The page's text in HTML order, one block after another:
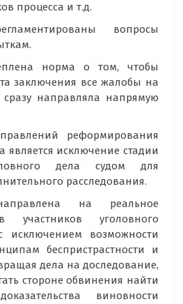
процесса и т.д.
вопросы
норма о том, чтобы
заключения все жалобы на
направляла напрямую
реформирования
является исключение стадии
дела судом для
расследования.
на реальное
участников уголовного
исключением возможности
беспристрастности и
дела на доследование,
стороне обвинения найти
виновности